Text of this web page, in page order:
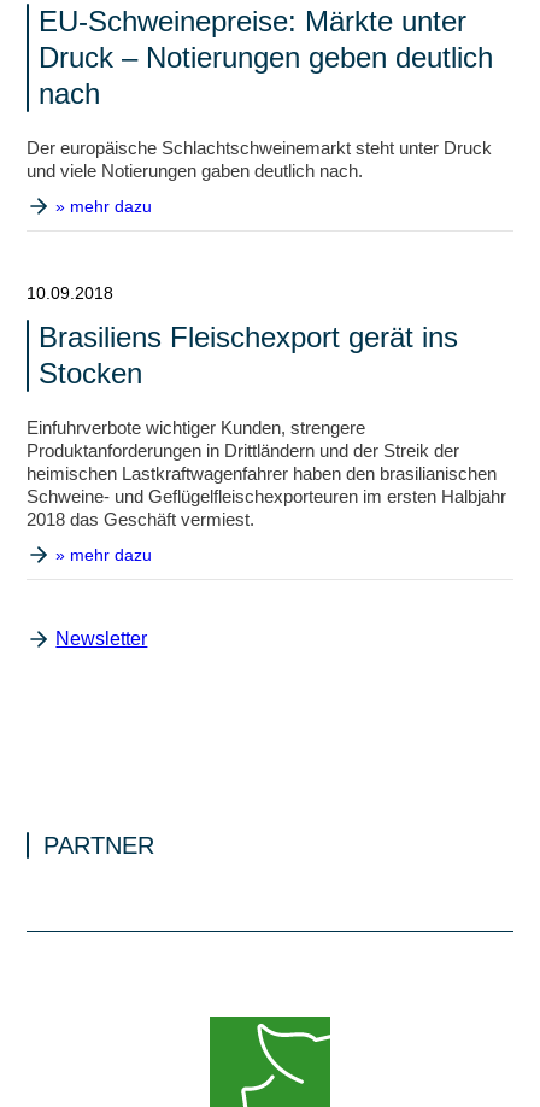
EU-Schweinepreise: Märkte unter
Druck – Notierungen geben deutlich
nach
Der europäische Schlachtschweinemarkt steht unter Druck
und viele Notierungen gaben deutlich nach.
» mehr dazu
10.09.2018
Brasiliens Fleischexport gerät ins
Stocken
Einfuhrverbote wichtiger Kunden, strengere
Produktanforderungen in Drittländern und der Streik der
heimischen Lastkraftwagenfahrer haben den brasilianischen
Schweine- und Geflügelfleischexporteuren im ersten Halbjahr
2018 das Geschäft vermiest.
» mehr dazu
Newsletter
PARTNER